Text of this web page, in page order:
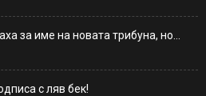
за име на новата трибуна, но…
с ляв бек!